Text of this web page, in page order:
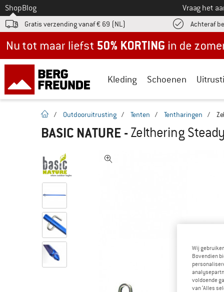
Naar
ShopBlog Vraag het
Gratis verzending vanaf € 69 (NL) Achteraf
Kleding Schoenen
Startpagina
/ Outdooruitrusting / Tenten / Tentharingen /
BASIC NATURE -Zelthering
Wij
Bovendien
voldoende
van ‘Alles